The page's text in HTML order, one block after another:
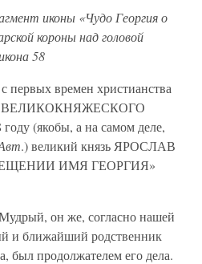
иконы «Чудо Георгия о
короны над головой
58
первых времен христианства
ВЕЛИКОКНЯЖЕСКОГО
(якобы, а на самом деле,
.) великий князь ЯРОСЛАВ
ИМЯ ГЕОРГИЯ»
он же, согласно нашей
и ближайший родственник
продолжателем его дела.